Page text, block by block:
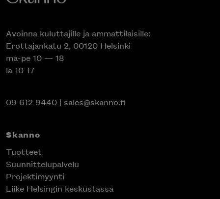
Avoinna kuluttajille ja ammattilaisille:
Erottajankatu 2, 00120 Helsinki
ma-pe 10 — 18
la 10-17
09 612 9440 | sales@skanno.fi
Skanno
Tuotteet
Suunnittelupalvelu
Projektimyynti
Liike Helsingin keskustassa